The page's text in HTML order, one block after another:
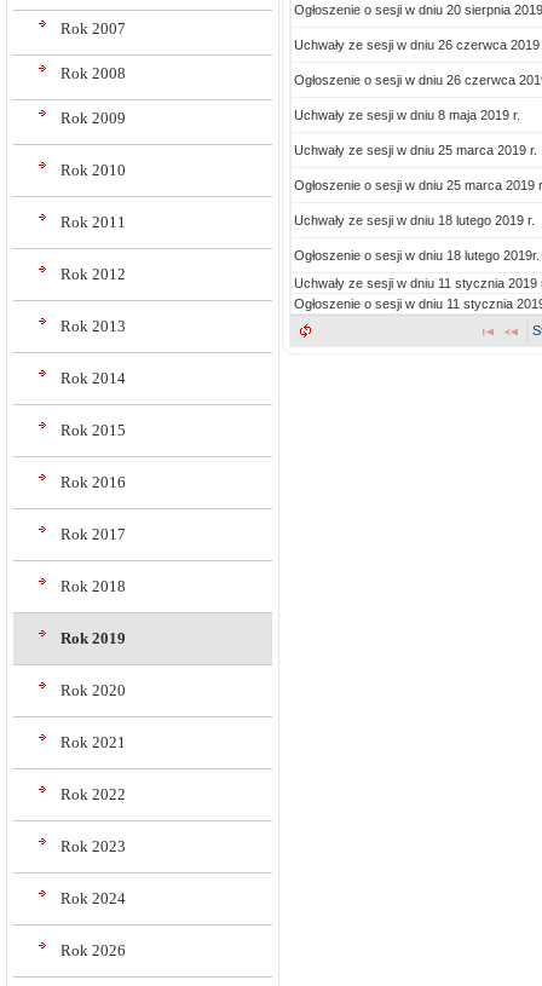
Rok 2007
Rok 2008
Rok 2009
Rok 2010
Rok 2011
Rok 2012
Rok 2013
Rok 2014
Rok 2015
Rok 2016
Rok 2017
Rok 2018
Rok 2019
Rok 2020
Rok 2021
Rok 2022
Rok 2023
Rok 2024
Rok 2026
Ogłoszenie o sesji w dniu 20 sierpnia
Uchwały ze sesji w dniu 26 czerwca 2019
Ogłoszenie o sesji w dniu 26 czerwca
Uchwały ze sesji w dniu 8 maja 2019 r.
Uchwały ze sesji w dniu 25 marca 2019 r.
Ogłoszenie o sesji w dniu 25 marca 2019
Uchwały ze sesji w dniu 18 lutego 2019 r.
Ogłoszenie o sesji w dniu 18 lutego 2019r.
Uchwały ze sesji w dniu 11 stycznia 2019
Ogłoszenie o sesji w dniu 11 stycznia